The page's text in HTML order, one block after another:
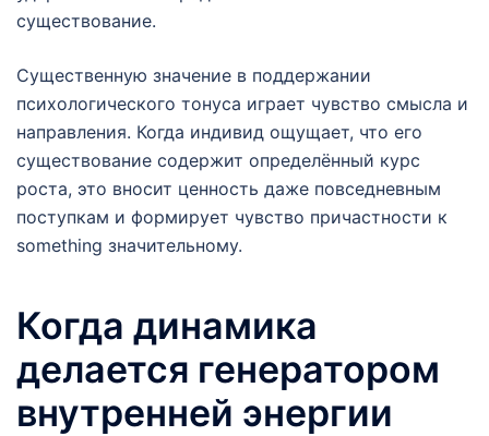
существование.
Существенную значение в поддержании
психологического тонуса играет чувство смысла и
направления. Когда индивид ощущает, что его
существование содержит определённый курс
роста, это вносит ценность даже повседневным
поступкам и формирует чувство причастности к
something значительному.
Когда динамика
делается генератором
внутренней энергии